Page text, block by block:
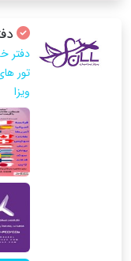
دفتر
تور
ویزا